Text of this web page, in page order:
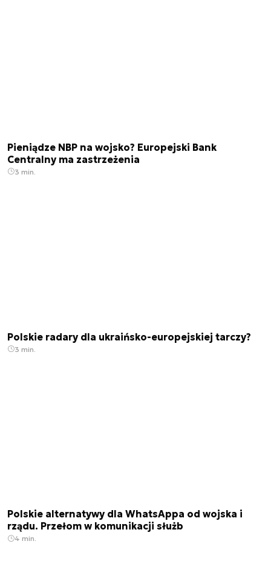
Pieniądze NBP na wojsko? Europejski Bank
Centralny ma zastrzeżenia
3 min.
Polskie radary dla ukraińsko-europejskiej tarczy?
3 min.
Polskie alternatywy dla WhatsAppa od wojska i
rządu. Przełom w komunikacji służb
4 min.